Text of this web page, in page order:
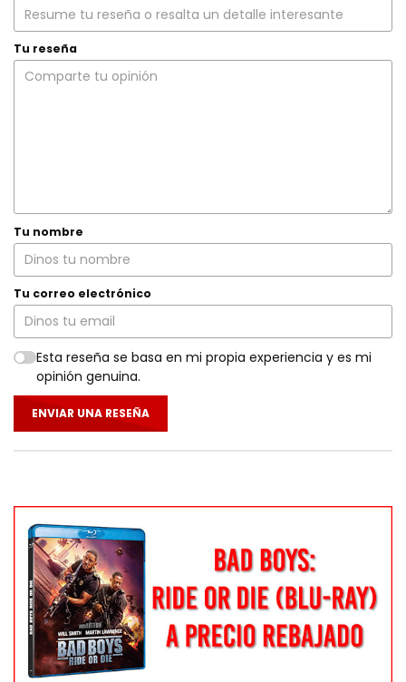
Tu reseña
Tu nombre
Tu correo electrónico
Esta reseña se basa en mi propia experiencia y es mi
opinión genuina.
ENVIAR UNA RESEÑA